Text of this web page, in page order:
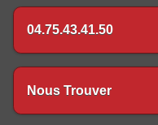
04.75.43.41.50
Nous Trouver